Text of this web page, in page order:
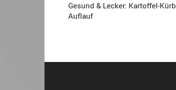
Gesund & Lecker: Kartoffel-
Auflauf